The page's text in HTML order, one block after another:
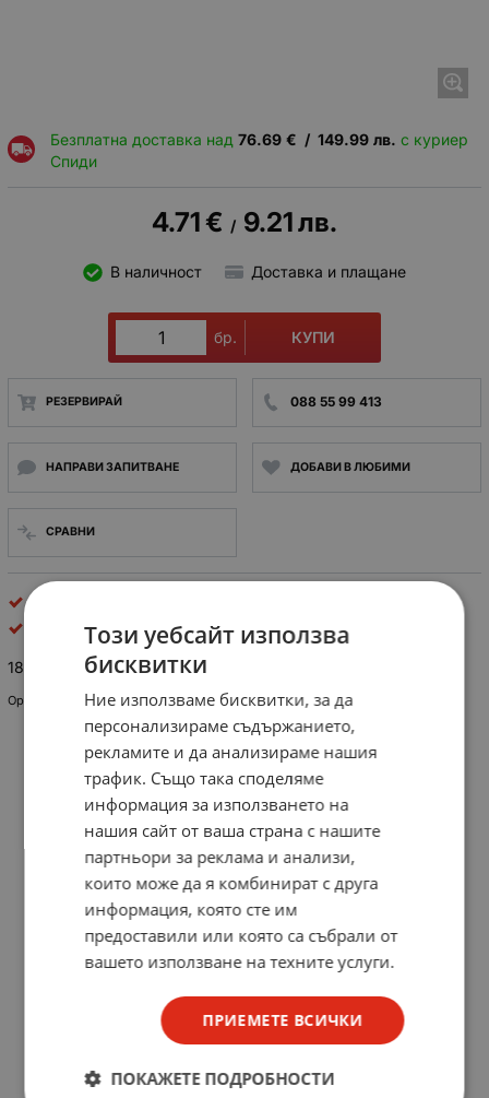
Безплатна доставка над 76.69 € / 149.99 лв. с куриер
Спиди
4.71€ / 9.21лв.
В наличност Доставка и плащане
бр. КУПИ
РЕЗЕРВИРАЙ 088 55 99 413
НАПРАВИ ЗАПИТВАНЕ ДОБАВИ В ЛЮБИМИ
СРАВНИ
инструменти рубикон
Rubicon Tools LLC
187 отвертка торкс с отвор T25H Rubicon
Оригинална висококачествена японска отвертка-торкс
Този уебсайт използва
бисквитки
Ние използваме бисквитки, за да
персонализираме съдържанието,
рекламите и да анализираме нашия
трафик. Също така споделяме
информация за използването на
нашия сайт от ваша страна с нашите
партньори за реклама и анализи,
които може да я комбинират с друга
информация, която сте им
предоставили или която са събрали от
вашето използване на техните услуги.
ПРИЕМЕТЕ ВСИЧКИ
ПОКАЖЕТЕ ПОДРОБНОСТИ